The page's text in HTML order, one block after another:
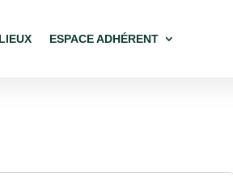
LIEUX ESPACE ADHÉRENT